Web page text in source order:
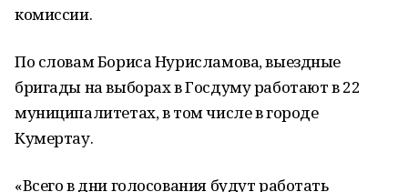
комиссии.
По словам Бориса Нурисламова, выездные
бригады на выборах в Госдуму работают в 22
муниципалитетах, в том числе в городе
Кумертау.
«Всего в дни голосования будут работать